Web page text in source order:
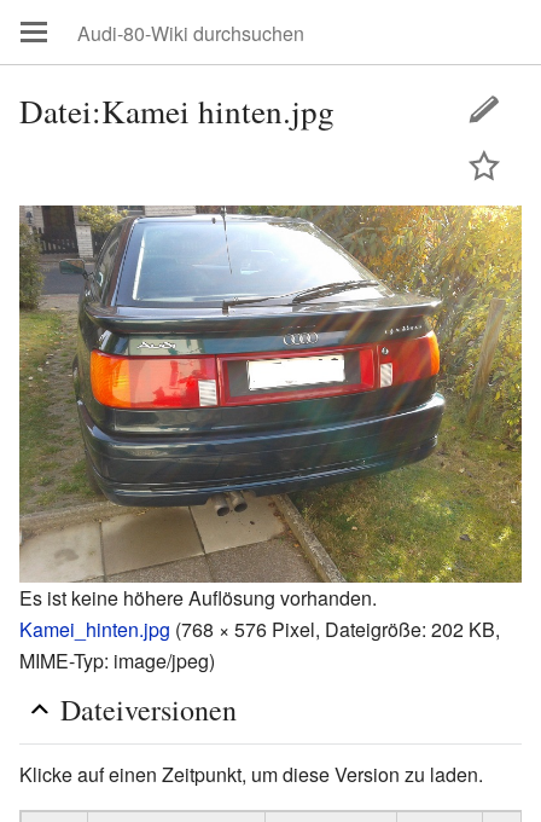
Datei:Kamei hinten.jpg
Es ist keine höhere Auflösung vorhanden.
Kamei_hinten.jpg (768 × 576 Pixel, Dateigröße: 202 KB,
MIME-Typ: image/jpeg)
Dateiversionen
Klicke auf einen Zeitpunkt, um diese Version zu laden.